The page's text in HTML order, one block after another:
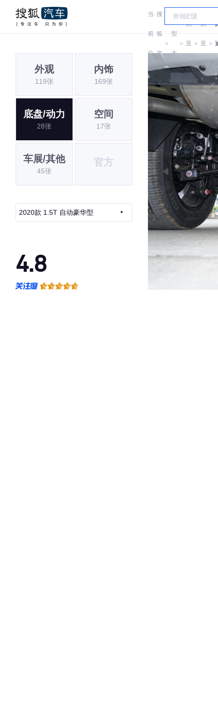
当
前
位
置:
搜
狐
汽
＞
车
型
大
全
＞
比
亚
迪
＞
比
亚 ＞
外观
119张
内饰
169张
底盘/动力
28张
空间
17张
车展/其他
45张
官方
2020款 1.5T 自动豪华型
4.8